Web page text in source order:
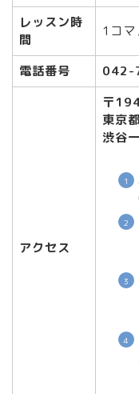
レッスン時
間
1コ
電話番号 042-
アクセス
〒
東京
渋谷